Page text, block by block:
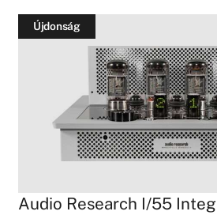
Újdonság
Audio Research I/55